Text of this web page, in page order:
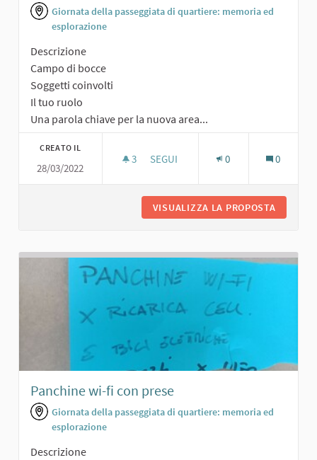
Giornata della passeggiata di quartiere: memoria ed
esplorazione
Descrizione
Campo di bocce
Soggetti coinvolti
Il tuo ruolo
Una parola chiave per la nuova area...
CREATO IL
28/03/2022
3 3 SOSTENITORI
SEGUI 0 0
VISUALIZZA LA PROPOSTA
Panchine wi-fi con prese
Giornata della passeggiata di quartiere: memoria ed
esplorazione
Descrizione